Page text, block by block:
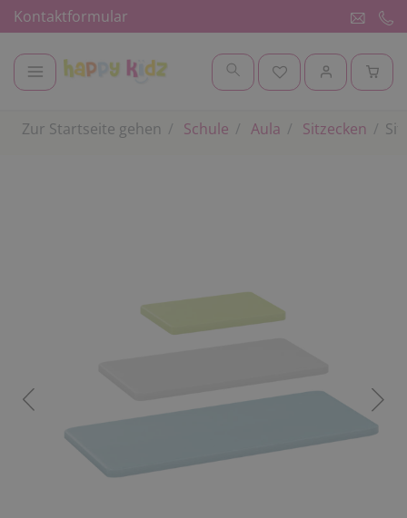
Kontaktformular
Zur Startseite gehen Schule Aula Sitzecken